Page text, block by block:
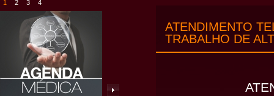
1 2 3 4
ATENDIMENTO
TRABALHO DE